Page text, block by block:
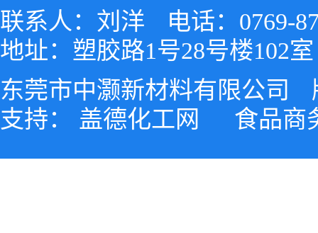
联系人：刘洋
电话：0769-
地址：塑胶路1号28号楼102室
东莞市中灏新材料有限公司
支持： 盖德化工网 食品商